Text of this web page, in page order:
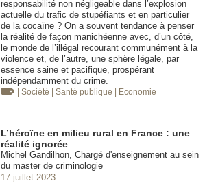
responsabilité non négligeable dans l’explosion
actuelle du trafic de stupéfiants et en particulier
de la cocaïne ? On a souvent tendance à penser
la réalité de façon manichéenne avec, d’un côté,
le monde de l’illégal recourant communément à la
violence et, de l’autre, une sphère légale, par
essence saine et pacifique, prospérant
indépendamment du crime.
| Société | Santé publique | Economie
L’héroïne en milieu rural en France : une
réalité ignorée
Michel Gandilhon, Chargé d'enseignement au sein
du master de criminologie
17 juillet 2023